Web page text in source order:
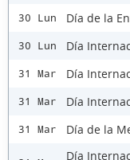
30 Lun Día de la
30 Lun Día
31 Mar Día
31 Mar Día
31 Mar Día de la
Día